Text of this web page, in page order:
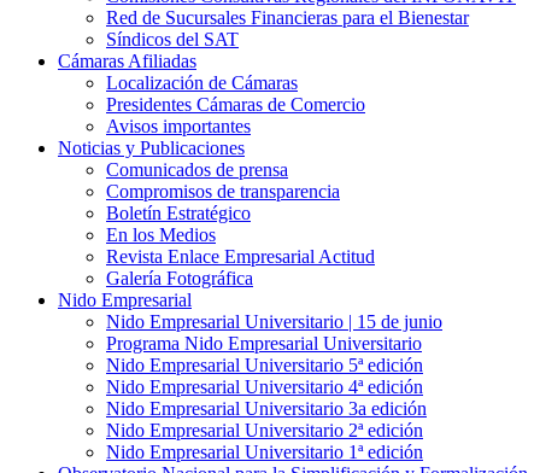
Red de Sucursales Financieras para el Bienestar
Síndicos del SAT
Cámaras Afiliadas
Localización de Cámaras
Presidentes Cámaras de Comercio
Avisos importantes
Noticias y Publicaciones
Comunicados de prensa
Compromisos de transparencia
Boletín Estratégico
En los Medios
Revista Enlace Empresarial Actitud
Galería Fotográfica
Nido Empresarial
Nido Empresarial Universitario | 15 de junio
Programa Nido Empresarial Universitario
Nido Empresarial Universitario 5ª edición
Nido Empresarial Universitario 4ª edición
Nido Empresarial Universitario 3a edición
Nido Empresarial Universitario 2ª edición
Nido Empresarial Universitario 1ª edición